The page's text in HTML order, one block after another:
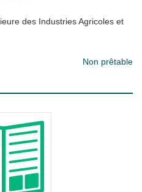
des Industries Agricoles et
Non prêtable